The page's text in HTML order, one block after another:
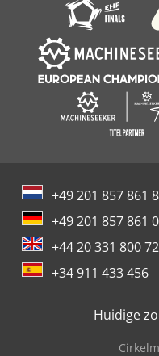
+49 201 857 861
+49 201 857 861 0
+44 20 331 800 72
+34 911 433 456
Huidige